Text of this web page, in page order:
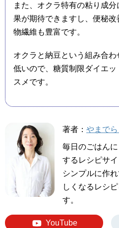
また、オクラ特有の粘り成
果が期待できますし、便秘
物繊維も豊富です。
オクラと納豆という組み合
低いので、糖質制限ダイエ
スメです。
著者： やまでら
毎日のごはん
するレシピサイ
シンプルに作
しくなるレシ
す。
YouTube